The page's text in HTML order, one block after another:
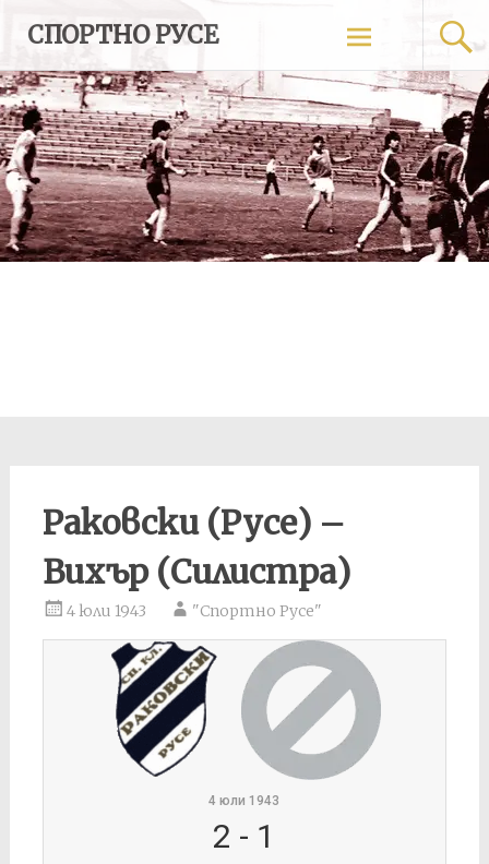
content
СПОРТНО РУСЕ
Раковски (Русе) –
Вихър (Силистра)
4 юли 1943 "Спортно Русе"
4 юли 1943
2 - 1